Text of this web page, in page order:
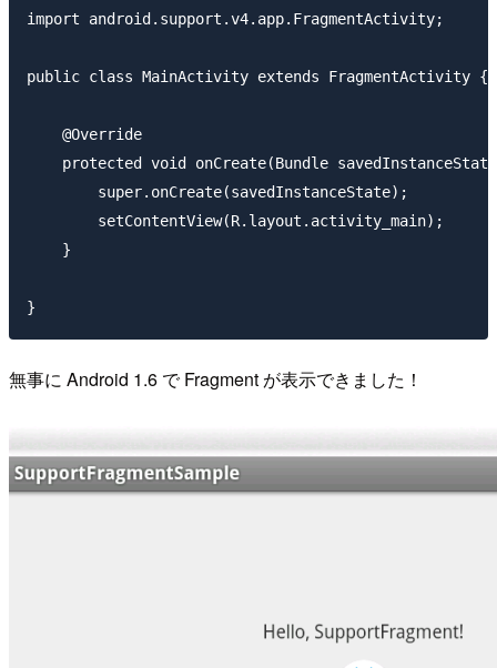
import android.support.v4.app.FragmentActivity;
public class MainActivity extends FragmentActivity {
    @Override
protected void onCreate(Bundle
        super.onCreate(savedInstanceState);
        setContentView(R.layout.activity_main);
    }
無事に Android 1.6 で Fragment が表示できました！